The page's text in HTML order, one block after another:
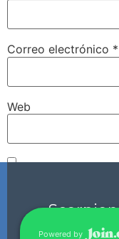
Correo electrónico *
Web
Powered by